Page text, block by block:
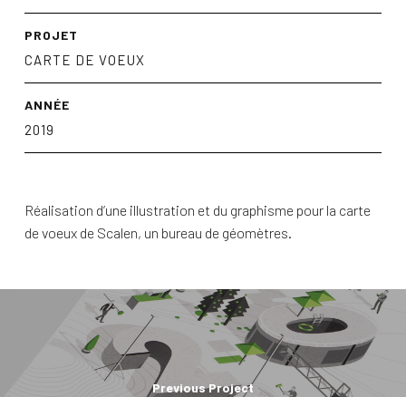
PROJET
CARTE DE VOEUX
ANNÉE
2019
Réalisation d’une illustration et du graphisme pour la carte
de voeux de Scalen, un bureau de géomètres.
Previous Project